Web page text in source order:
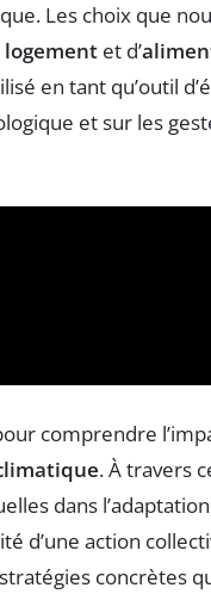
Les choix que
logement et d’
en tant qu’outil
et sur les
comprendre
. À travers
dans
d’une action
concrètes